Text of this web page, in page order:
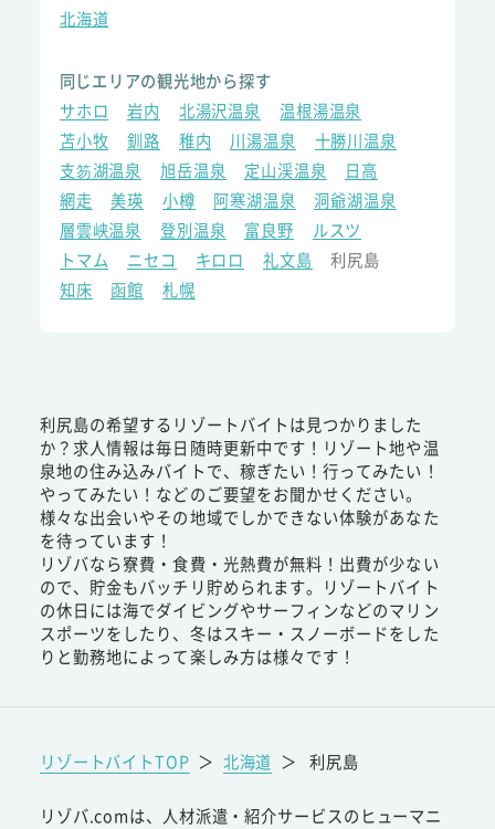
北海道
同じエリアの観光地から探す
サホロ
岩内 北湯沢温泉
温根湯温泉
苫小牧
釧路 稚内 川湯温泉
十勝川温泉
支笏湖温泉
旭岳温泉 定山渓温泉
日高
網走
美瑛 小樽 阿寒湖温泉
洞爺湖温泉
層雲峡温泉
登別温泉 富良野
ルスツ
トマム
ニセコ キロロ 礼文島
利尻島
知床
函館 札幌
利尻島の希望するリゾートバイトは見つかりました
か？求人情報は毎日随時更新中です！リゾート地や温
泉地の住み込みバイトで、稼ぎたい！行ってみたい！
やってみたい！などのご要望をお聞かせください。
様々な出会いやその地域でしかできない体験があなた
を待っています！
リゾバなら寮費・食費・光熱費が無料！出費が少ない
ので、貯金もバッチリ貯められます。リゾートバイト
の休日には海でダイビングやサーフィンなどのマリン
スポーツをしたり、冬はスキー・スノーボードをした
りと勤務地によって楽しみ方は様々です！
リゾートバイトTOP ＞ 北海道 ＞ 利尻島
リゾバ.comは、人材派遣・紹介サービスのヒューマニ